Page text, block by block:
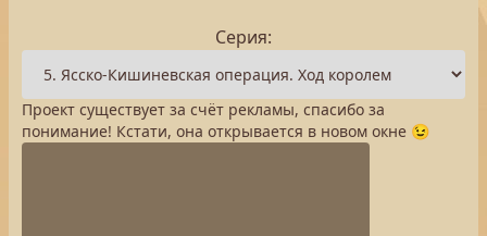
Серия:
Проект существует за счёт рекламы, спасибо за
понимание! Кстати, она открывается в новом окне 😉